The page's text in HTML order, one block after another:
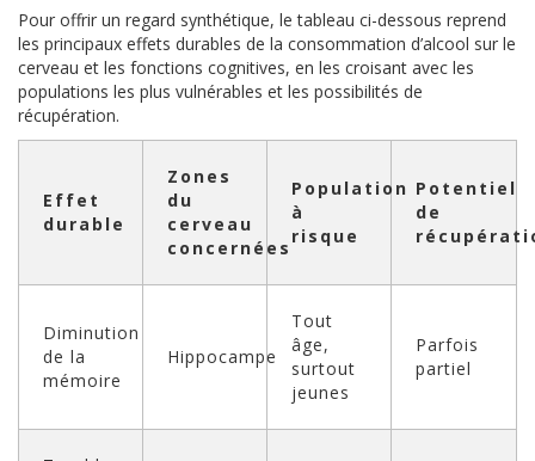
Pour offrir un regard synthétique, le tableau ci-dessous reprend
les principaux effets durables de la consommation d’alcool sur le
cerveau et les fonctions cognitives, en les croisant avec les
populations les plus vulnérables et les possibilités de
récupération.
Effet
durable
Zones
du
cerveau
concernées
Population
à
risque
Potentiel
de
Diminution
de la
mémoire
Hippocampe
Tout
âge,
surtout
jeunes
Parfois
partiel